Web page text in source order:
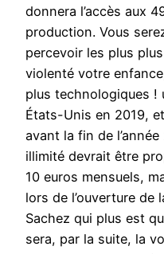
donnera l’accès aux
production. Vous
percevoir les plus
violenté votre
plus technologiques !
États-Unis en 2019,
avant la fin de
illimité devrait être
10 euros mensuels,
lors de l’ouverture de
Sachez qui plus est
sera, par la suite, la